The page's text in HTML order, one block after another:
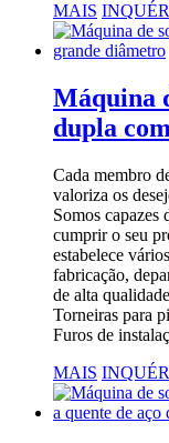
MAIS
Máquina
dupla
Cada membro
valoriza os
Somos capazes
cumprir o seu
estabelece
fabricação,
de alta
Torneiras para
Furos de
MAIS